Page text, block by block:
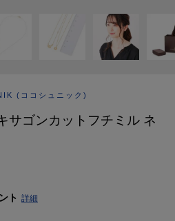
(ココシュニック)
サゴンカットフチミル ネ
ト 詳細